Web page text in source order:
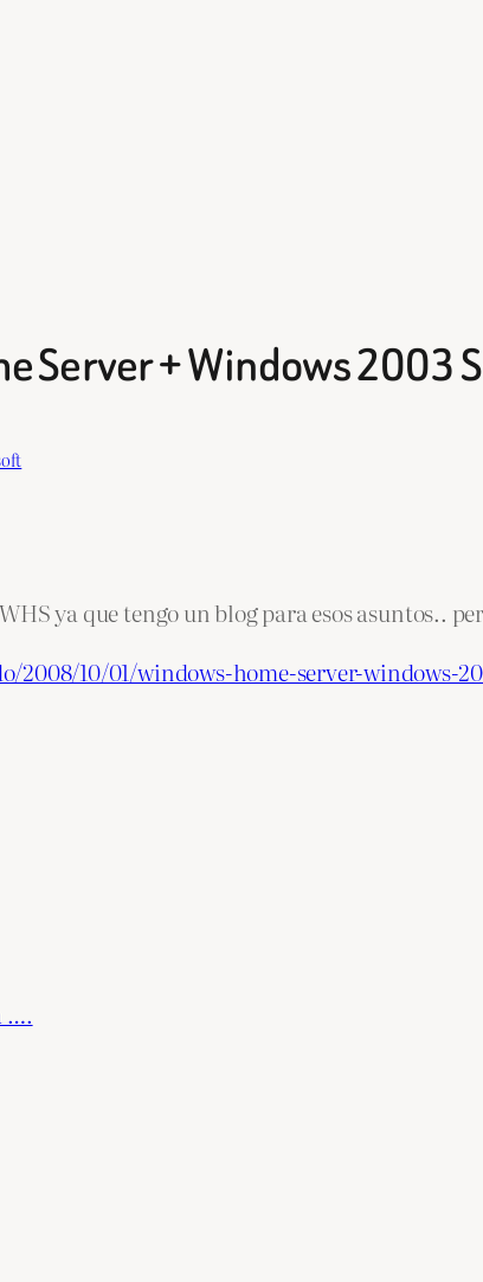
Server + Windows 2003
ya que tengo un blog para esos asuntos..
2008/10/01/windows-home-server-windows-
….